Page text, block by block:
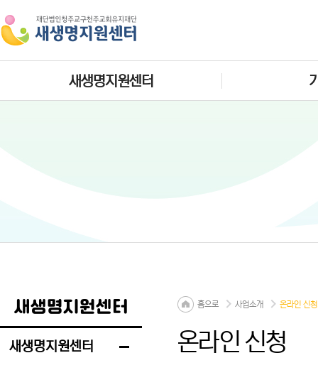
새생명지원센터
새생명지원센터
새생명지원센터
홈으로 사업소개 온라인 신청
온라인 신청